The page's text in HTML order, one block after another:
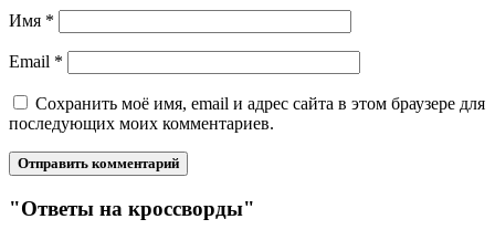
Имя *
Email *
Сохранить моё имя, email и адрес сайта в этом браузере для
последующих моих комментариев.
"Ответы на кроссворды"